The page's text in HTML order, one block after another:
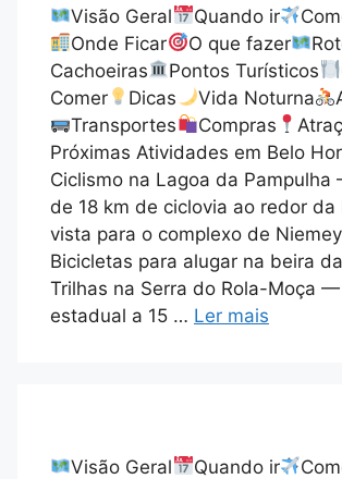
Visão Geral Quando ir
Onde Ficar
O que fazer
Cachoeiras
Pontos Turísticos
Comer
Dicas Vida Noturna
Transportes
Compras
Próximas Atividades em Belo
Ciclismo na Lagoa da
de 18 km de ciclovia ao redor da
vista para o complexo de
Bicicletas para alugar na beira
Trilhas na Serra do Rola-Moça —
estadual a 15 … Ler mais
Visão Geral Quando ir